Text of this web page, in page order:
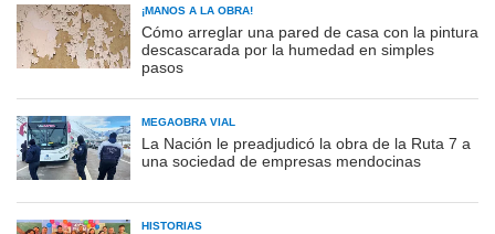
¡MANOS A LA OBRA!
Cómo arreglar una pared de casa con la pintura
descascarada por la humedad en simples
pasos
MEGAOBRA VIAL
La Nación le preadjudicó la obra de la Ruta 7 a
una sociedad de empresas mendocinas
HISTORIAS